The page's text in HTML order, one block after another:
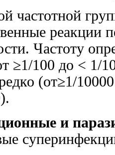
частотной
реакции
Частоту
≥1/100 до < 1/
(от≥1/
и